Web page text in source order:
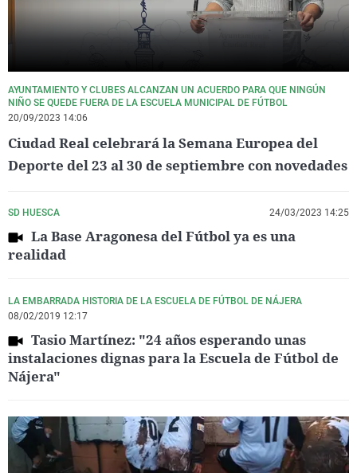
AYUNTAMIENTO Y CLUBES ALCANZAN UN ACUERDO PARA QUE NINGÚN
NIÑO SE QUEDE FUERA DE LA ESCUELA MUNICIPAL DE FÚTBOL
20/09/2023 14:06
Ciudad Real celebrará la Semana Europea del
Deporte del 23 al 30 de septiembre con novedades
SD HUESCA 24/03/2023 14:25
La Base Aragonesa del Fútbol ya es una
realidad
LA EMBARRADA HISTORIA DE LA ESCUELA DE FÚTBOL DE NÁJERA
08/02/2019 12:17
Tasio Martínez: "24 años esperando unas
instalaciones dignas para la Escuela de Fútbol de
Nájera"